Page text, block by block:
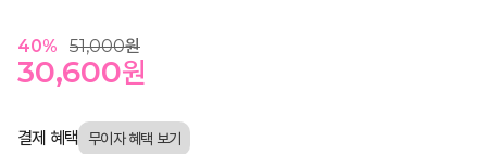
40% 51,000원
30,600원
결제 혜택